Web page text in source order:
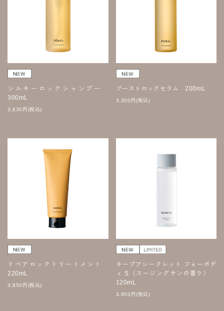
シルキーロックシャンプー
300mL
3,630 円 (税込)
ブーストロックセラム 200mL
3,300 円(税込)
リペアロックトリートメント
220mL
3,850 円 (税込)
キープアシークレット フォーボデ
ィ S（スージングサンの香り）
120mL
3,850 円(税込)